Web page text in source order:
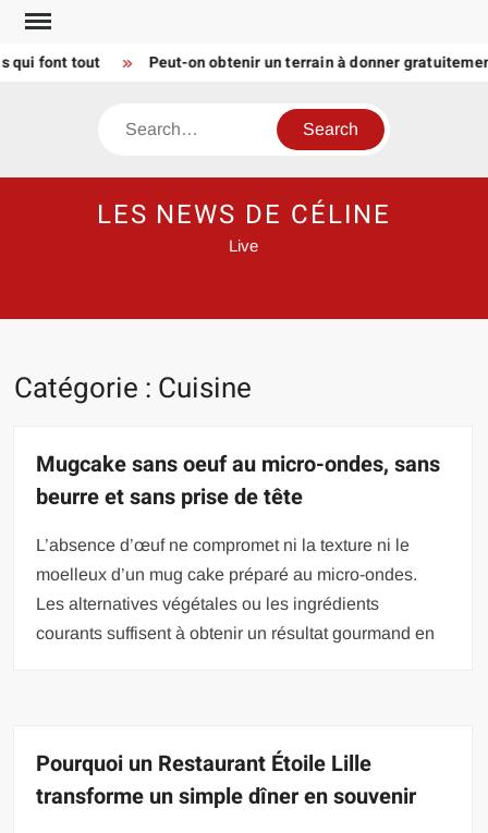
Skip
content
font tout Peut-on obtenir un terrain à donner gratuitement
Search
LES NEWS DE CÉLINE
Live
Catégorie : Cuisine
Mugcake sans oeuf au micro-ondes, sans
beurre et sans prise de tête
L’absence d’œuf ne compromet ni la texture ni le
moelleux d’un mug cake préparé au micro-ondes.
Les alternatives végétales ou les ingrédients
courants suffisent à obtenir un résultat gourmand en
Pourquoi un Restaurant Étoile Lille
transforme un simple dîner en souvenir